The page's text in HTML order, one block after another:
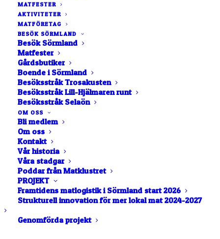
MATFESTER
AKTIVITETER
MATFÖRETAG
BESÖK SÖRMLAND
Besök Sörmland
Matfester
Gårdsbutiker
Boende i Sörmland
Besöksstråk Trosakusten
Besöksstråk Lill-Hjälmaren runt
Besöksstråk Selaön
OM OSS
Bli medlem
Om oss
Kontakt
Vår historia
Våra stadgar
Poddar från Matklustret
PROJEKT
Framtidens matlogistik i Sörmland start 2026
Strukturell innovation för mer lokal mat 2024-2027
Genomförda projekt
Åkers Styckebruk
Stobirk Spirits and
Distillery
SPRIT
Svensk rom på klassiskt vis!
drottning Kristinas tid. Där svartkrut för kronans